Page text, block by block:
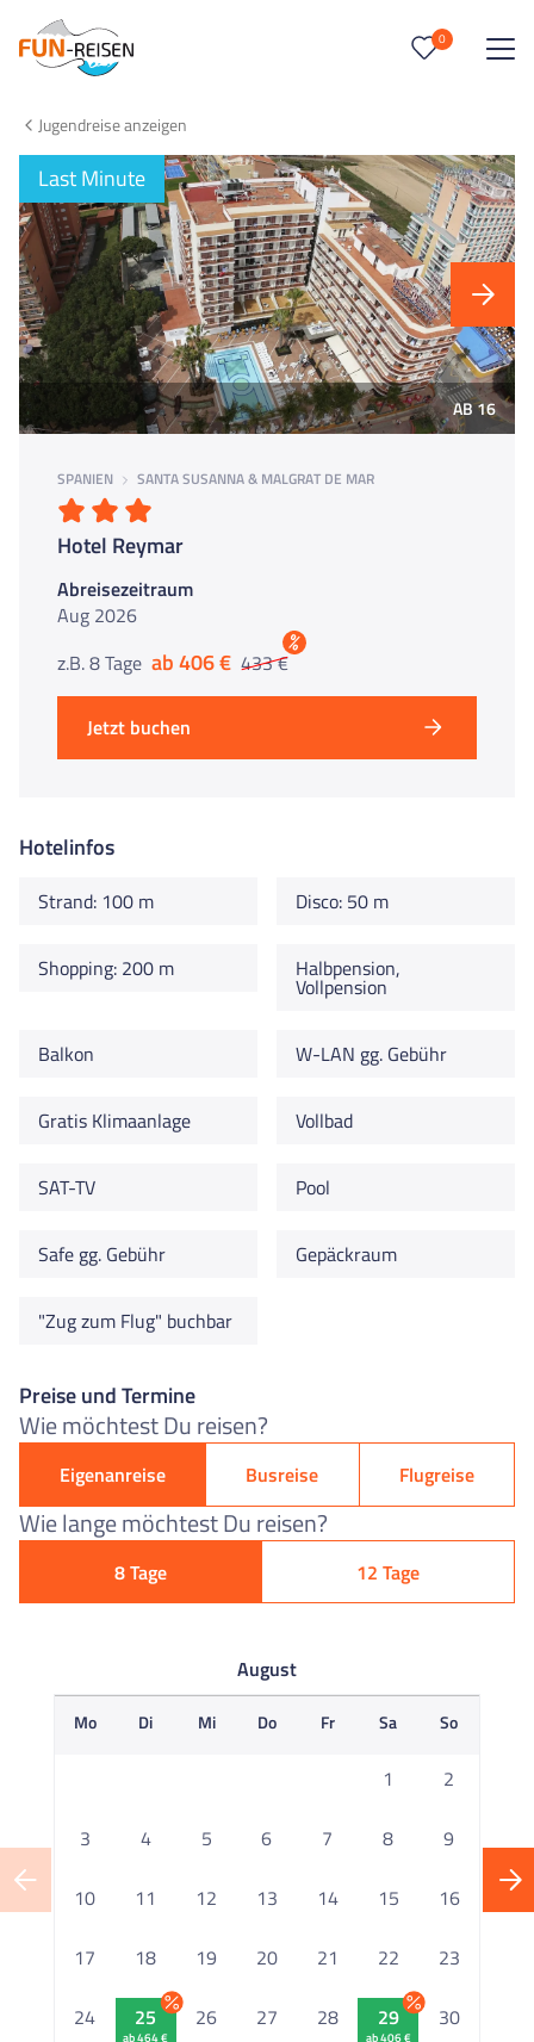
0
Keine Reisen auf der Merkliste
Jugendreise anzeigen
Last Minute
AB 16
SPANIEN SANTA SUSANNA & MALGRAT DE MAR
Hotel Reymar
Abreisezeitraum
Aug 2026
z.B. 8 Tage ab 406 € 433 €
%
Jetzt buchen
Hotelinfos
Strand: 100 m Disco: 50 m
Shopping: 200 m Halbpension,
Vollpension
Balkon W-LAN gg. Gebühr
Gratis Klimaanlage Vollbad
SAT-TV Pool
Safe gg. Gebühr Gepäckraum
"Zug zum Flug" buchbar
Preise und Termine
Wie möchtest Du reisen?
Eigenanreise Busreise Flugreise
Wie lange möchtest Du reisen?
8 Tage 12 Tage
August
Mo Di Mi Do Fr Sa So
1 2
3 4 5 6 7 8 9
10 11 12 13 14 15 16
17 18 19 20 21 22 23
24 25
ab 464 €
26 27 28 29
ab 406 €
30